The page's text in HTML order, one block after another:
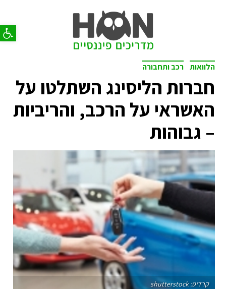
פתח
הלוואות רכב ותחבורה
חברות הליסינג השתלטו על
האשראי על הרכב, והריביות
– גבוהות
קרדיט: shutterstock